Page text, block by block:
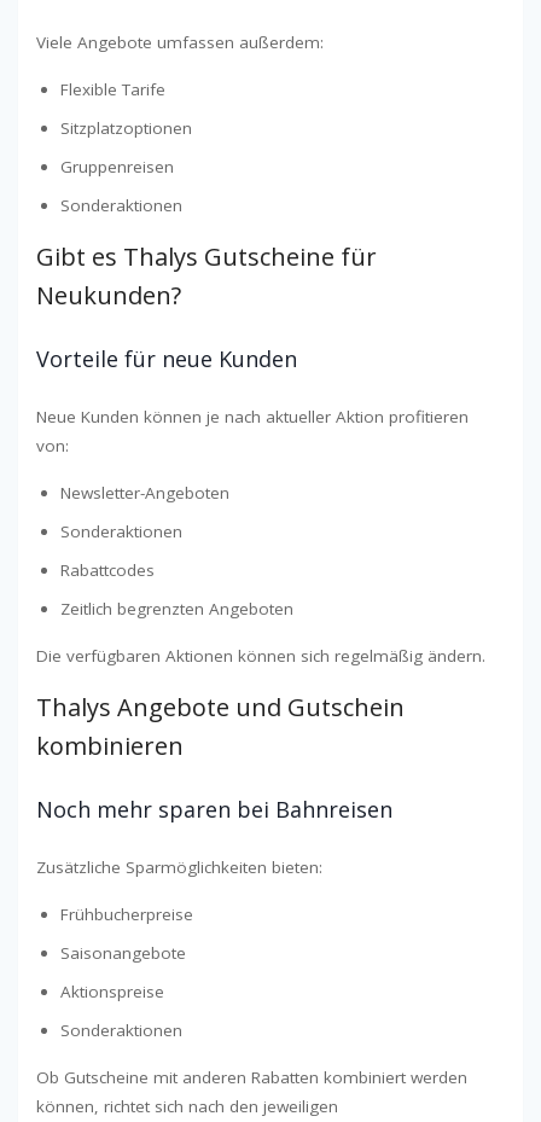
Viele Angebote umfassen außerdem:
Flexible Tarife
Sitzplatzoptionen
Gruppenreisen
Sonderaktionen
Gibt es Thalys Gutscheine für
Neukunden?
Vorteile für neue Kunden
Neue Kunden können je nach aktueller Aktion profitieren
von:
Newsletter-Angeboten
Sonderaktionen
Rabattcodes
Zeitlich begrenzten Angeboten
Die verfügbaren Aktionen können sich regelmäßig ändern.
Thalys Angebote und Gutschein
kombinieren
Noch mehr sparen bei Bahnreisen
Zusätzliche Sparmöglichkeiten bieten:
Frühbucherpreise
Saisonangebote
Aktionspreise
Sonderaktionen
Ob Gutscheine mit anderen Rabatten kombiniert werden
können, richtet sich nach den jeweiligen